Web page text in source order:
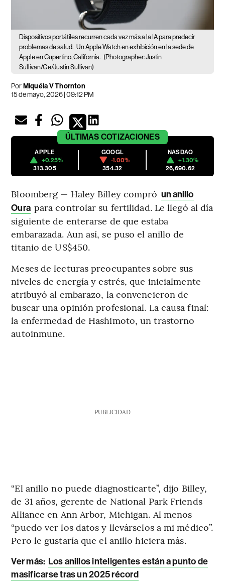
Dispositivos portátiles recurren cada vez más a la IA para predecir
problemas de salud. Un Apple Watch en exhibición en la sede de
Apple en Cupertino, California. (Photographer: Justin
Sullivan/Ge/Justin Sullivan)
PorMiquéla V Thornton
15 de mayo, 2026 | 09:12 PM
ÚLTIMAS COTIZACIONES
APPLE
+0.25%
313.305
GOOGL
-1.00%
354.32
NASDAQ
+1.30%
26,690.62
Bloomberg — Haley Billey compró un anillo
Oura para controlar su fertilidad. Le llegó al día
siguiente de enterarse de que estaba
embarazada. Aun así, se puso el anillo de
titanio de US$450.
Meses de lecturas preocupantes sobre sus
niveles de energía y estrés, que inicialmente
atribuyó al embarazo, la convencieron de
buscar una opinión profesional. La causa final:
la enfermedad de Hashimoto, un trastorno
autoinmune.
PUBLICIDAD
“El anillo no puede diagnosticarte”, dijo Billey,
de 31 años, gerente de National Park Friends
Alliance en Ann Arbor, Michigan. Al menos
“puedo ver los datos y llevárselos a mi médico”.
Pero le gustaría que el anillo hiciera más.
Ver más: Los anillos inteligentes están a punto de
masificarse tras un 2025 récord